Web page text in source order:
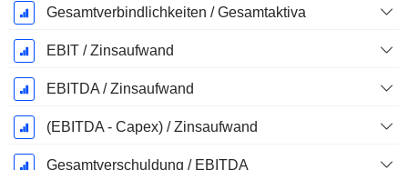
Gesamtverbindlichkeiten / Gesamtaktiva
EBIT / Zinsaufwand
EBITDA / Zinsaufwand
(EBITDA - Capex) / Zinsaufwand
Gesamtverschuldung / EBITDA